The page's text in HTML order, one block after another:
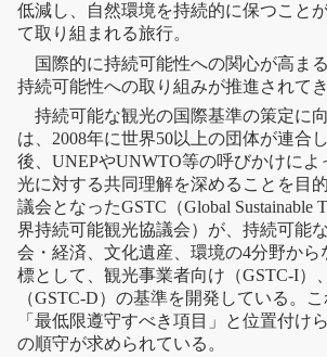
低減し、自然環境を持続的に保つこと
て取り組まれる旅行。
国際的に持続可能性への関心が高ま
持続可能性への取り組みが推進されてき
持続可能な観光の国際基準の策定に
は、2008年に世界50以上の団体が連合
後、 UNEPやUNWTO等の呼びかけによ
光に対する共同理解を深めることを目
議会となったGSTC（Global Sustainable
界持続可能観光協議会）が、持続可能
会・経済、文化遺産、環境の4分野から
標として、観光事業者向け（GSTC-I）
（GSTC-D）の基準を開発している。こ
「最低限遵守すべき項目」と位置付け
の順守が求められている。